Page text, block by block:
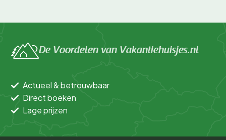
De Voordelen van Vakantiehuisjes.nl
Actueel & betrouwbaar
Direct boeken
Lage prijzen